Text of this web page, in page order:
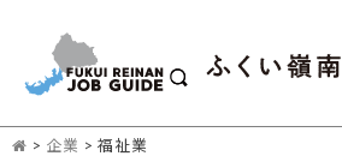
> 企業 > 福祉業